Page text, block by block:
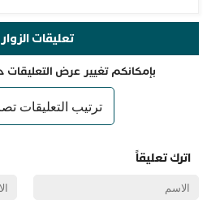
تعليقات الزوار (
بإمكانكم تغيير عرض التعليقات
اترك تعليقاً